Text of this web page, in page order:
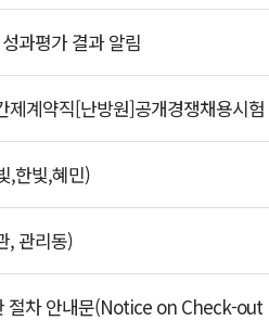
과평가 결과 알림
제계약직[난방원]공개경쟁채용시
,한빛,혜민)
, 관리동)
절차 안내문(Notice on Check-